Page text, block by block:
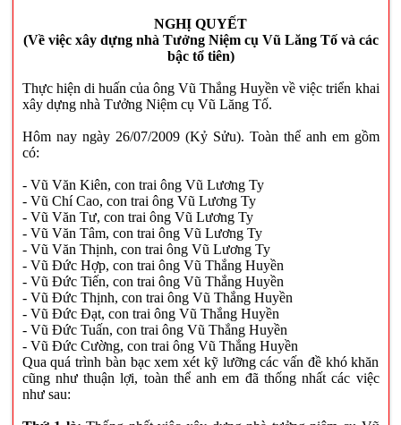
NGHỊ QUYẾT
(Về việc xây dựng nhà Tưởng Niệm cụ Vũ Lăng Tố và các
bậc tổ tiên)
Thực hiện di huấn của ông Vũ Thắng Huyền về việc triển khai
xây dựng nhà Tưởng Niệm cụ Vũ Lăng Tố.
Hôm nay ngày 26/07/2009 (Kỷ Sửu). Toàn thể anh em gồm
có:
- Vũ Văn Kiên, con trai ông Vũ Lương Ty
- Vũ Chí Cao, con trai ông Vũ Lương Ty
- Vũ Văn Tư, con trai ông Vũ Lương Ty
- Vũ Văn Tâm, con trai ông Vũ Lương Ty
- Vũ Văn Thịnh, con trai ông Vũ Lương Ty
- Vũ Đức Hợp, con trai ông Vũ Thắng Huyền
- Vũ Đức Tiến, con trai ông Vũ Thắng Huyền
- Vũ Đức Thịnh, con trai ông Vũ Thắng Huyền
- Vũ Đức Đạt, con trai ông Vũ Thắng Huyền
- Vũ Đức Tuấn, con trai ông Vũ Thắng Huyền
- Vũ Đức Cường, con trai ông Vũ Thắng Huyền
Qua quá trình bàn bạc xem xét kỹ lưỡng các vấn đề khó khăn
cũng như thuận lợi, toàn thể anh em đã thống nhất các việc
như sau: